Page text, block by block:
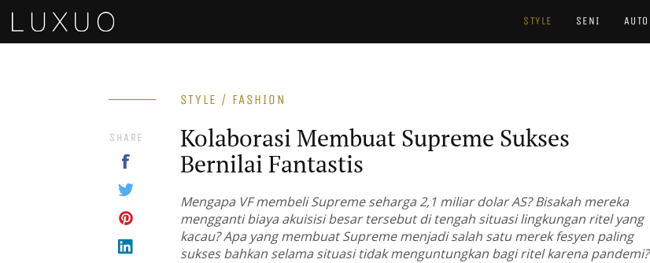
STYLE SENI AUTO
STYLE / FASHION
Kolaborasi Membuat Supreme Sukses
Bernilai Fantastis
Mengapa VF membeli Supreme seharga 2,1 miliar dolar AS? Bisakah mereka
mengganti biaya akuisisi besar tersebut di tengah situasi lingkungan ritel yang
kacau? Apa yang membuat Supreme menjadi salah satu merek fesyen paling
sukses bahkan selama situasi tidak menguntungkan bagi ritel karena pandemi?
SHARE